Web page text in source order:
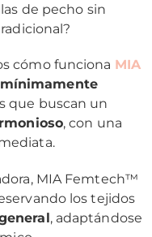
de pecho sin
cómo funciona MIA
que buscan un
, con una
MIA Femtech™
los tejidos
, adaptándose